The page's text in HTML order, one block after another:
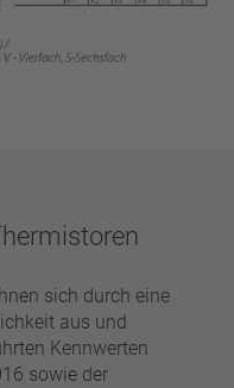
sich durch eine
aus und
Kennwerten
sowie der